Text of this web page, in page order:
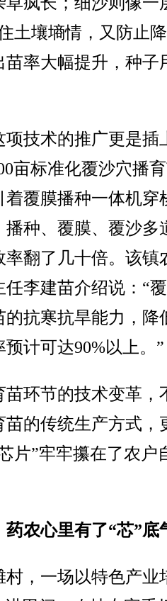
土壤墒情，又防止
率大幅提升，种子
技术的推广更是插
亩标准化覆沙穴播
覆膜播种一体机穿
种、覆膜、覆沙多
率翻了几十倍。该镇
李建苗介绍说：“
抗寒抗旱能力，降
计可达90%以上。”
环节的技术变革，
苗的传统生产方式，
片”牢牢攥在了农户
药农心里有了“芯”底
，一场以特色产业